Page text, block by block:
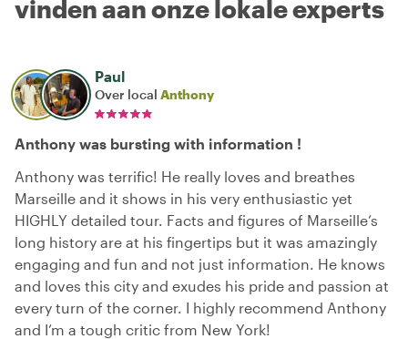
vinden aan onze lokale experts
Paul
Over local Anthony
Anthony was bursting with information !
Anthony was terrific! He really loves and breathes
Marseille and it shows in his very enthusiastic yet
HIGHLY detailed tour. Facts and figures of Marseille’s
long history are at his fingertips but it was amazingly
engaging and fun and not just information. He knows
and loves this city and exudes his pride and passion at
every turn of the corner. I highly recommend Anthony
and I’m a tough critic from New York!